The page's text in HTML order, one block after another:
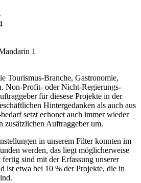
1
Tourismus-Branche, Gastronomie,
Non-Profit- oder Nicht-Regierungs-
für diesese Projekte in der
Hintergedanken als auch aus
setzt echonet auch immer wieder
zusätzlichen Auftraggeber um.
in unserem Filter konnten im
werden, das liegt möglicherweise
sind mit der Erfassung unserer
ist etwa bei 10 % der Projekte, die in